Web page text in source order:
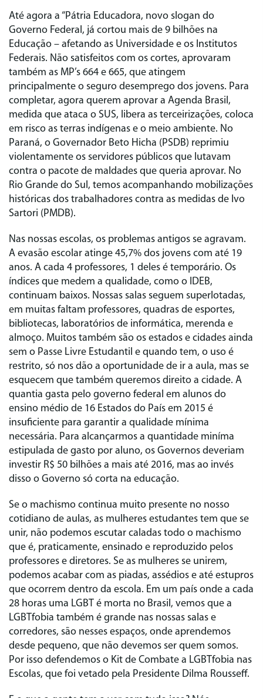
Até agora a “Pátria Educadora, novo slogan do
Governo Federal, já cortou mais de 9 bilhões na
Educação – afetando as Universidade e os Institutos
Federais. Não satisfeitos com os cortes, aprovaram
também as MP’s 664 e 665, que atingem
principalmente o seguro desemprego dos jovens. Para
completar, agora querem aprovar a Agenda Brasil,
medida que ataca o SUS, libera as terceirizações, coloca
em risco as terras indígenas e o meio ambiente. No
Paraná, o Governador Beto Hicha (PSDB) reprimiu
violentamente os servidores públicos que lutavam
contra o pacote de maldades que queria aprovar. No
Rio Grande do Sul, temos acompanhando mobilizações
históricas dos trabalhadores contra as medidas de Ivo
Sartori (PMDB).
Nas nossas escolas, os problemas antigos se agravam.
A evasão escolar atinge 45,7% dos jovens com até 19
anos. A cada 4 professores, 1 deles é temporário. Os
índices que medem a qualidade, como o IDEB,
continuam baixos. Nossas salas seguem superlotadas,
em muitas faltam professores, quadras de esportes,
bibliotecas, laboratórios de informática, merenda e
almoço. Muitos também são os estados e cidades ainda
sem o Passe Livre Estudantil e quando tem, o uso é
restrito, só nos dão a oportunidade de ir a aula, mas se
esquecem que também queremos direito a cidade. A
quantia gasta pelo governo federal em alunos do
ensino médio de 16 Estados do País em 2015 é
insuficiente para garantir a qualidade mínima
necessária. Para alcançarmos a quantidade miníma
estipulada de gasto por aluno, os Governos deveriam
investir R$ 50 bilhões a mais até 2016, mas ao invés
disso o Governo só corta na educação.
Se o machismo continua muito presente no nosso
cotidiano de aulas, as mulheres estudantes tem que se
unir, não podemos escutar caladas todo o machismo
que é, praticamente, ensinado e reproduzido pelos
professores e diretores. Se as mulheres se unirem,
podemos acabar com as piadas, assédios e até estupros
que ocorrem dentro da escola. Em um país onde a cada
28 horas uma LGBT é morta no Brasil, vemos que a
LGBTfobia também é grande nas nossas salas e
corredores, são nesses espaços, onde aprendemos
desde pequeno, que não devemos ser quem somos.
Por isso defendemos o Kit de Combate a LGBTfobia nas
Escolas, que foi vetado pela Presidente Dilma Rousseff.